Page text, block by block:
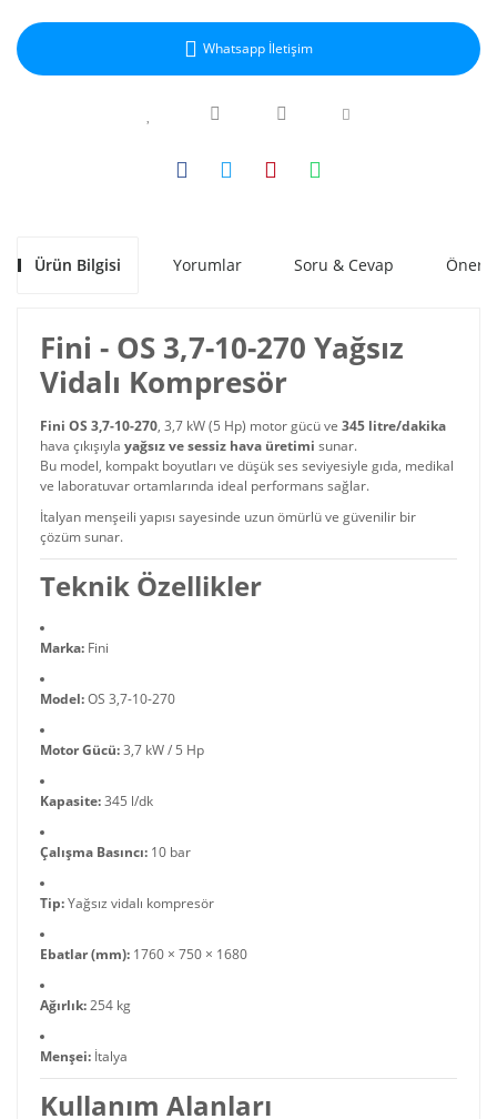
Whatsapp İletişim
Ürün Bilgisi Yorumlar Soru & Cevap
Fini - OS 3,7-10-270 Yağsız
Vidalı Kompresör
Fini OS 3,7-10-270, 3,7 kW (5 Hp) motor gücü ve 345 litre/dakika
hava çıkışıyla yağsız ve sessiz hava üretimi sunar.
Bu model, kompakt boyutları ve düşük ses seviyesiyle gıda, medikal
ve laboratuvar ortamlarında ideal performans sağlar.
İtalyan menşeili yapısı sayesinde uzun ömürlü ve güvenilir bir
çözüm sunar.
Teknik Özellikler
Marka: Fini
Model:OS 3,7-10-270
Motor Gücü:3,7 kW / 5 Hp
Kapasite:345 l/dk
Çalışma Basıncı: 10 bar
Tip:Yağsız vidalı kompresör
Ebatlar (mm): 1760 × 750 × 1680
Ağırlık:254 kg
Menşei: İtalya
Kullanım Alanları